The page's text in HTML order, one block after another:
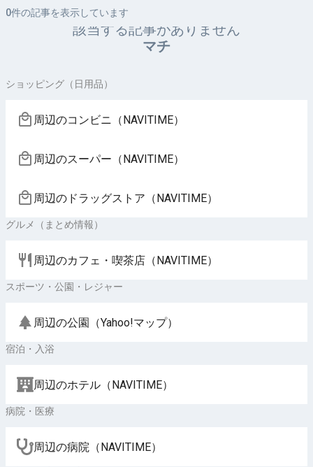
0件の記事を表示しています
該当する記事がありません
マチ
ショッピング（日用品）
周辺のコンビニ（NAVITIME）
周辺のスーパー（NAVITIME）
周辺のドラッグストア（NAVITIME）
グルメ（まとめ情報）
周辺のカフェ・喫茶店（NAVITIME）
スポーツ・公園・レジャー
周辺の公園（Yahoo!マップ）
宿泊・入浴
周辺のホテル（NAVITIME）
病院・医療
周辺の病院（NAVITIME）